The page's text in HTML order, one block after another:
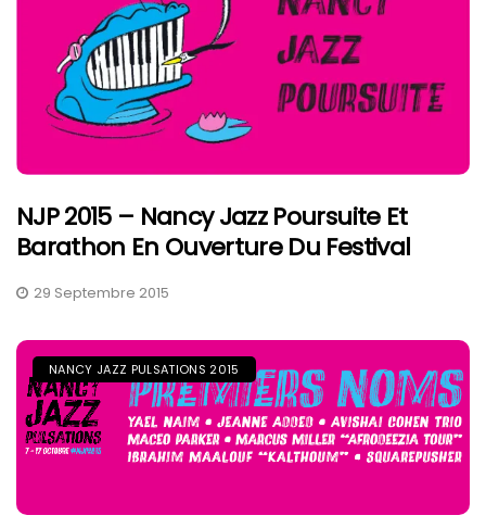
NJP 2015 – Nancy Jazz Poursuite Et
Barathon En Ouverture Du Festival
29 Septembre 2015
NANCY JAZZ PULSATIONS 2015